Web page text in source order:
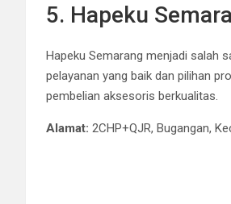
5. Hapeku
Hapeku Semarang menjadi salah
pelayanan yang baik dan pilihan
pembelian aksesoris berkualitas.
Alamat: 2CHP+QJR, Bugangan,